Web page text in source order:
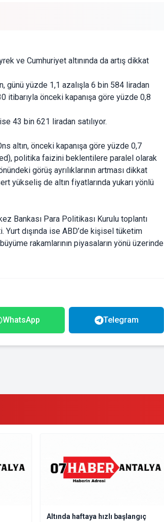
ve Cumhuriyet altınında da artış dikkat
günü yüzde 1,1 azalışla 6 bin 584 liradan
itibarıyla önceki kapanışa göre yüzde 0,8
43 bin 621 liradan satılıyor.
altın, önceki kapanışa göre yüzde 0,7
politika faizini beklentilere paralel olarak
görüş ayrılıklarının artması dikkat
yükseliş de altın fiyatlarında yukarı yönlü
Bankası Para Politikası Kurulu toplantı
dışında ise ABD’de kişisel tüketim
rakamlarının piyasaların yönü üzerinde
WhatsApp Telegram
Altında haftaya hızlı başlangıç